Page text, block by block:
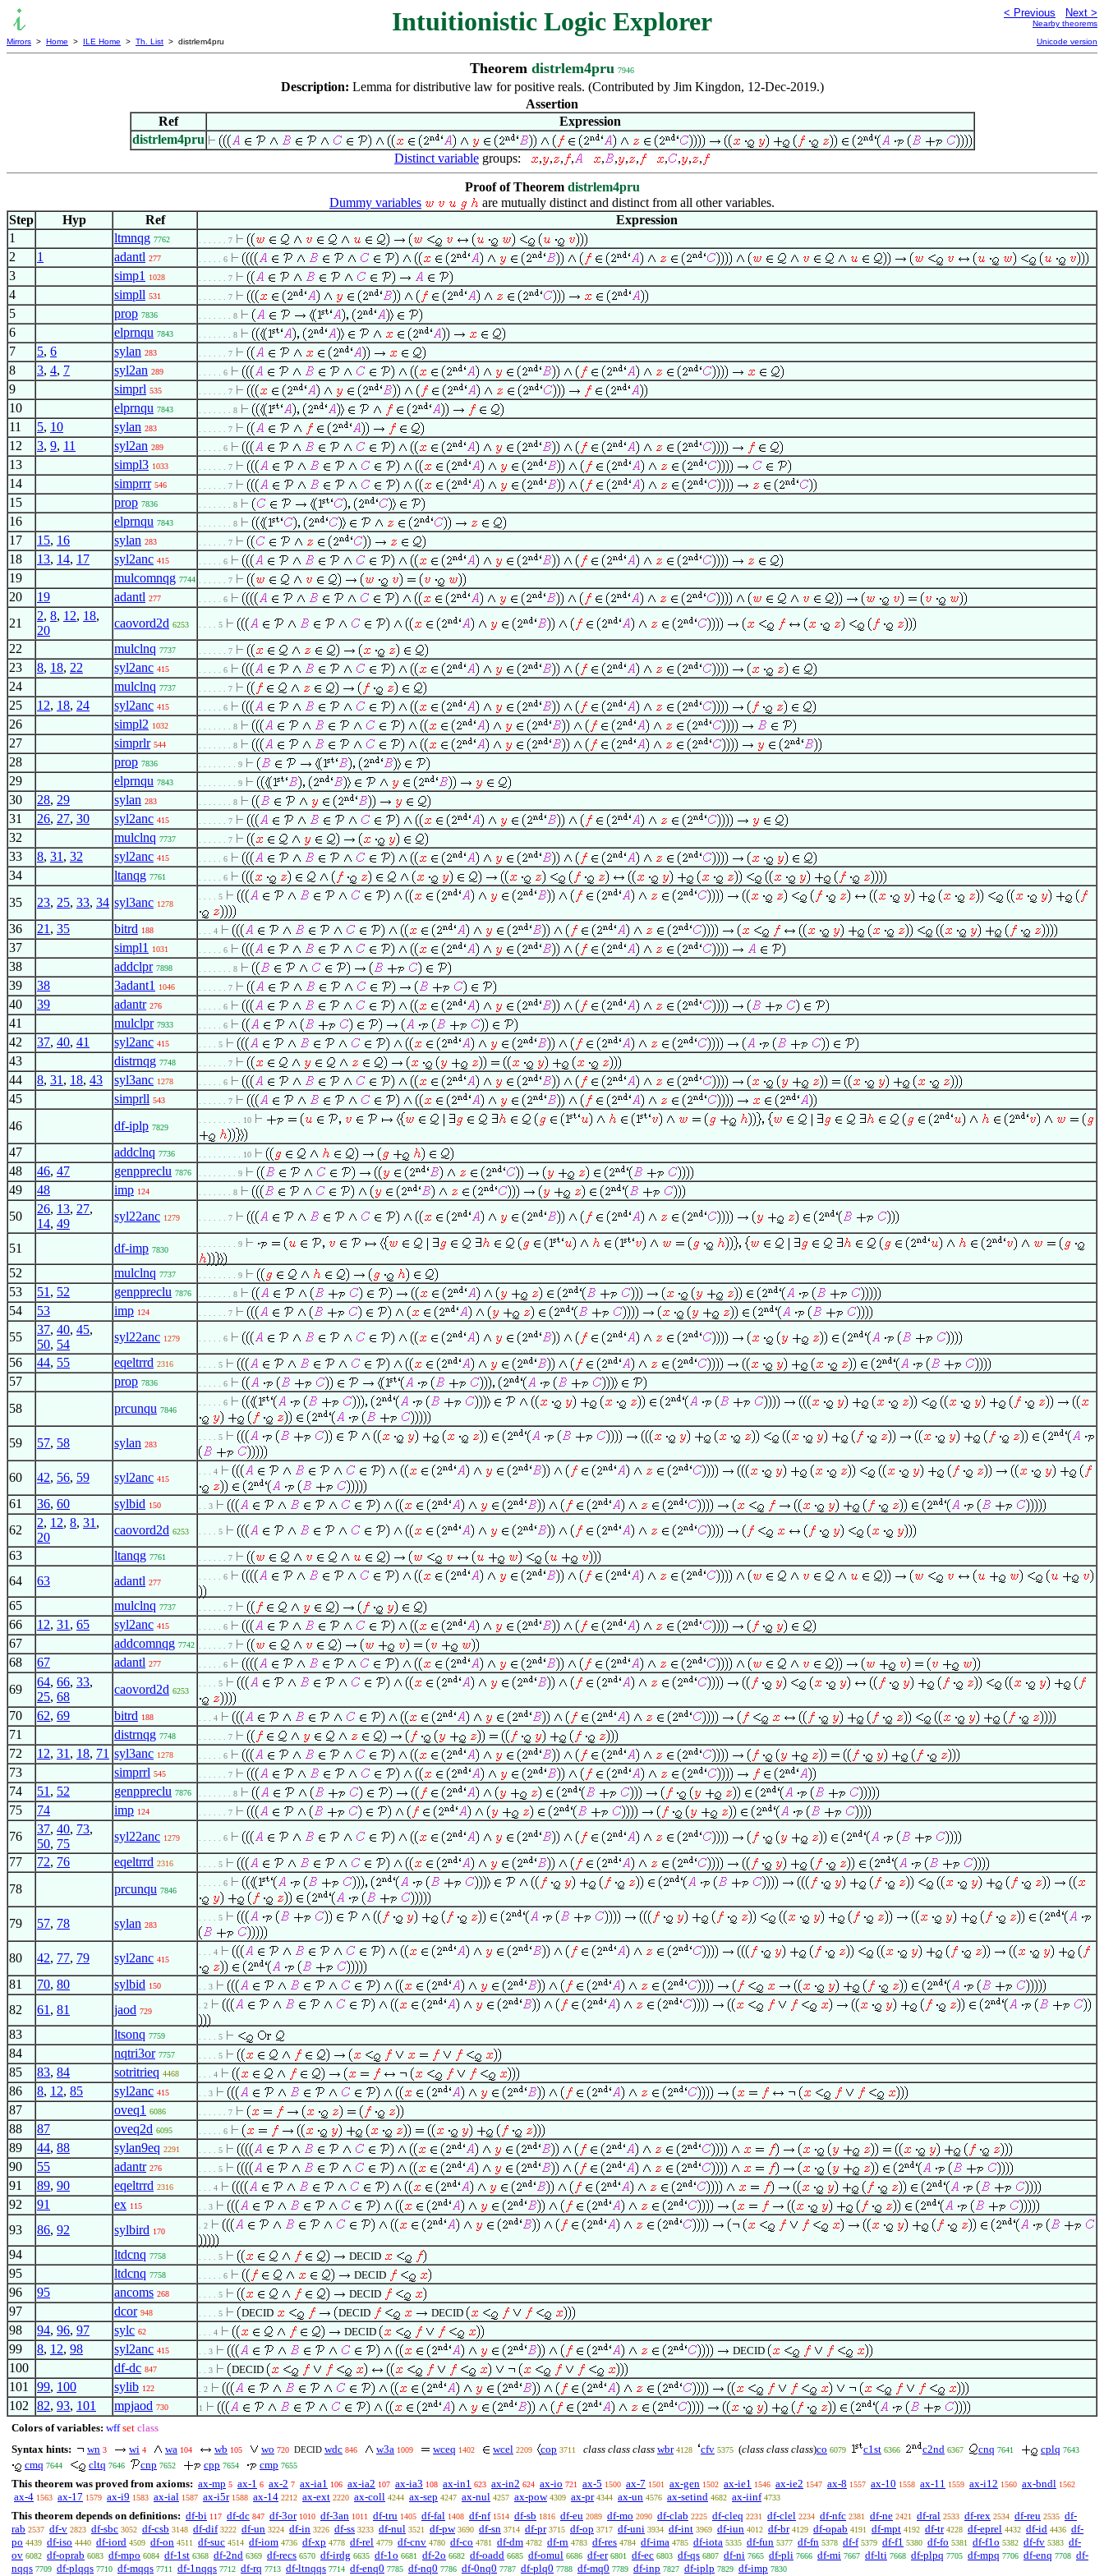
Intuitionistic Logic Explorer < Previous Next >
Nearby theorems
Mirrors > Home > ILE Home > Th. List > distrlem4pru Unicode version
Theorem distrlem4pru 7946
Description: Lemma for distributive law for positive reals. (Contributed by Jim Kingdon, 12-Dec-2019.)
Assertion
Ref
Expression
distrlem4pru
Distinct variable groups: , , , , , , , , , , , ,
Proof of Theorem distrlem4pru
Dummy variables
are mutually distinct and distinct from all other variables.
Step
Hyp Ref
Expression
1
ltmnqg 7762 . . . . . . 7
2 1 adantl 277 . . . . . 6
3 simp1 1028 . . . . . . 7
4 simpll 531 . . . . . . 7
5 prop 7836 . . . . . . . 8
6 elprnqu 7843 . . . . . . . 8
7 5, 6 sylan 283 . . . . . . 7
8 3, 4, 7 syl2an 289 . . . . . 6
9 simprl 535 . . . . . . 7
10 elprnqu 7843 . . . . . . . 8
11 5, 10 sylan 283 . . . . . . 7
12 3, 9, 11 syl2an 289 . . . . . 6
13 simpl3 1033 . . . . . . 7
14 simprrr 546 . . . . . . 7
15 prop 7836 . . . . . . . 8
16 elprnqu 7843 . . . . . . . 8
17 15, 16 sylan 283 . . . . . . 7
18 13, 14, 17 syl2anc 415 . . . . . 6
19 mulcomnqg 7744 . . . . . . 7
20 19 adantl 277 . . . . . 6
21
2, 8, 12, 18,
20
caovord2d 6253 . . . . 5
22 mulclnq 7737 . . . . . . 7
23 8, 18, 22 syl2anc 415 . . . . . 6
24 mulclnq 7737 . . . . . . 7
25 12, 18, 24 syl2anc 415 . . . . . 6
26 simpl2 1032 . . . . . . . 8
27 simprlr 544 . . . . . . . 8
28 prop 7836 . . . . . . . . 9
29 elprnqu 7843 . . . . . . . . 9
30 28, 29 sylan 283 . . . . . . . 8
31 26, 27, 30 syl2anc 415 . . . . . . 7
32 mulclnq 7737 . . . . . . 7
33 8, 31 , 32 syl2anc 415 . . . . . 6
34 ltanqg 7761 . . . . . 6
35 23, 25, 33, 34 syl3anc 1278
. . . . 5
36 21 , 35 bitrd 188 . . . 4
37 simpl1 1031 . . . . . 6
38 addclpr 7898 . . . . . . . 8
39 38 3adant1 1046 . . . . . . 7
40 39 adantr 276 . . . . . 6
41 mulclpr 7933 . . . . . 6
42 37, 40, 41 syl2anc 415 . . . . 5
43 distrnqg 7748 . . . . . . 7
44 8, 31 , 18, 43 syl3anc 1278 . . . . . 6
45 simprll 543 . . . . . . 7
46 df-iplp 7829
. . . . . . . . . 10
47 addclnq 7736 . . . . . . . . . 10
48 46, 47 genppreclu 7876 . . . . . . . . 9
49 48 imp 124 . . . . . . . 8
50
26, 13, 27,
14, 49
syl22anc 1279 . . . . . . 7
51 df-imp 7830
. . . . . . . . 9
52 mulclnq 7737 . . . . . . . . 9
53 51 , 52 genppreclu 7876 . . . . . . . 8
54 53 imp 124 . . . . . . 7
55
37, 40, 45,
50, 54
syl22anc 1279 . . . . . 6
56 44, 55 eqeltrrd 2316 . . . . 5
57 prop 7836 . . . . . 6
58 prcunqu 7846
. . . . . 6
59 57, 58 sylan 283
. . . . 5
60 42, 56, 59 syl2anc 415
. . . 4
61 36, 60 sylbid 150 . . 3
62
2, 12, 8, 31 ,
20
caovord2d 6253 . . . . 5
63 ltanqg 7761 . . . . . . 7
64 63 adantl 277
. . . . . 6
65 mulclnq 7737 . . . . . . 7
66 12, 31 , 65 syl2anc 415 . . . . . 6
67 addcomnqg 7742 . . . . . . 7
68 67 adantl 277 . . . . . 6
69
64, 66, 33,
25, 68
caovord2d 6253
. . . . 5
70 62, 69 bitrd 188 . . . 4
71 distrnqg 7748 . . . . . . 7
72 12, 31 , 18, 71 syl3anc 1278 . . . . . 6
73 simprrl 545 . . . . . . 7
74 51 , 52 genppreclu 7876 . . . . . . . 8
75 74 imp 124 . . . . . . 7
76
37, 40, 73,
50, 75
syl22anc 1279 . . . . . 6
77 72, 76 eqeltrrd 2316 . . . . 5
78 prcunqu 7846
. . . . . 6
79 57, 78 sylan 283
. . . . 5
80 42, 77, 79 syl2anc 415
. . . 4
81 70, 80 sylbid 150 . . 3
82 61 , 81 jaod 729
. 2
83 ltsonq 7759 . . . . 5
84 nqtri3or 7757 . . . . 5
85 83, 84 sotritrieq 4468 . . . 4
86 8, 12, 85 syl2anc 415 . . 3
87 oveq1 6086 . . . . . . 7
88 87 oveq2d 6095 . . . . . 6
89 44, 88 sylan9eq 2291 . . . . 5
90 55 adantr 276 . . . . 5
91 89, 90 eqeltrrd 2316 . . . 4
92 91 ex 115 . . 3
93 86, 92 sylbird 170
. 2
94 ltdcnq 7758 . . . . 5 DECID
95 ltdcnq 7758 . . . . . 6 DECID
96 95 ancoms 268 . . . . 5 DECID
97 dcor 948 . . . . 5 DECID DECID DECID
98 94, 96, 97 sylc 62 . . . 4 DECID
99 8, 12, 98 syl2anc 415 . . 3 DECID
100 df-dc 847 . . 3 DECID
101 99, 100 sylib 122 . 2
102 82, 93, 101 mpjaod 730 1
Colors of variables: wff set class
Syntax hints:
wn 3 wi 4 wa 104 wb 105 wo 720 DECID wdc 846 w3a 1009 wceq 1402 wcel 2209 cop 3711 class class class wbr 4128 cfv 5375 (class class class)co 6079 c1st 6366 c2nd 6367 cnq 7641 cplq 7643
cmq 7644 cltq 7646 cnp 7652 cpp 7654 cmp 7655
This theorem was proved from axioms: ax-mp 5 ax-1 6 ax-2 7 ax-ia1 106 ax-ia2 107 ax-ia3 108 ax-in1 623 ax-in2 624 ax-io 721 ax-5 1500 ax-7 1501 ax-gen 1502 ax-ie1 1546 ax-ie2 1547 ax-8 1557 ax-10 1558 ax-11 1559 ax-i12 1560 ax-bndl 1562
ax-4 1563 ax-17 1579 ax-i9 1583 ax-ial 1587 ax-i5r 1588 ax-14 2212 ax-ext 2220 ax-coll 4244 ax-sep 4247 ax-nul 4257 ax-pow 4309 ax-pr 4344 ax-un 4576 ax-setind 4682 ax-iinf 4733
This theorem depends on definitions: df-bi 117 df-dc 847 df-3or 1010 df-3an 1011 df-tru 1405 df-fal 1408 df-nf 1514 df-sb 1816 df-eu 2089 df-mo 2090 df-clab 2225 df-cleq 2231 df-clel 2234 df-nfc 2381 df-ne 2421 df-ral 2533 df-rex 2534 df-reu 2535 df-
rab 2537 df-v 2823 df-sbc 3052 df-csb 3148 df-dif 3222 df-un 3224 df-in 3226 df-ss 3233 df-nul 3521 df-pw 3690 df-sn 3714 df-pr 3715 df-op 3717 df-uni 3934 df-int 3969 df-iun 4012 df-br 4129 df-opab 4191 df-mpt 4192 df-tr 4228 df-eprel 4432 df-id 4436 df-
po 4439 df-iso 4440 df-iord 4509 df-on 4511 df-suc 4514 df-iom 4736 df-xp 4778 df-rel 4779 df-cnv 4780 df-co 4781 df-dm 4782 df-rn 4783 df-res 4784 df-ima 4785 df-iota 5335 df-fun 5377 df-fn 5378 df-f 5379 df-f1 5380 df-fo 5381 df-f1o 5382 df-fv 5383 df-
ov 6082 df-oprab 6083 df-mpo 6084 df-1st 6368 df-2nd 6369 df-recs 6570 df-irdg 6635 df-1o 6681 df-2o 6682 df-oadd 6685 df-omul 6686 df-er 6801 df-ec 6803 df-qs 6807 df-ni 7665 df-pli 7666 df-mi 7667 df-lti 7668 df-plpq 7705 df-mpq 7706 df-enq 7708 df-
nqqs 7709 df-plqqs 7710 df-mqqs 7711 df-1nqqs 7712 df-rq 7713 df-ltnqqs 7714 df-enq0 7785 df-nq0 7786 df-0nq0 7787 df-plq0 7788 df-mq0 7789 df-inp 7827 df-iplp 7829 df-imp 7830